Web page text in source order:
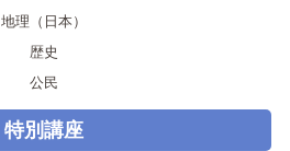
地理（日本）
歴史
公民
特別講座